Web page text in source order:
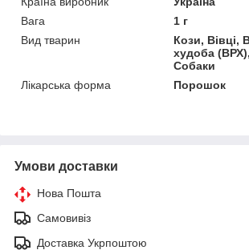
Вага
1 г
Вид тварин
Кози, Вівці,
худоба
Собаки
Лікарська форма
Порошок
Умови доставки
Нова Пошта
Самовивіз
Доставка Укрпоштою